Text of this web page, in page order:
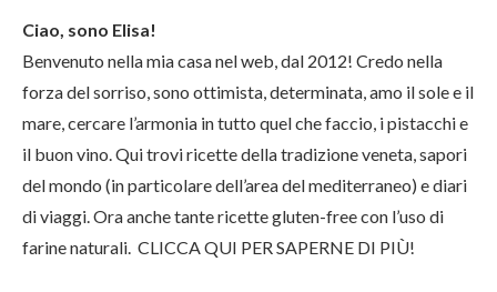
Ciao, sono Elisa!
Benvenuto nella mia casa nel web, dal 2012! Credo nella
forza del sorriso, sono ottimista, determinata, amo il sole e il
mare, cercare l’armonia in tutto quel che faccio, i pistacchi e
il buon vino. Qui trovi ricette della tradizione veneta, sapori
del mondo (in particolare dell’area del mediterraneo) e diari
di viaggi. Ora anche tante ricette gluten-free con l’uso di
farine naturali. CLICCA QUI PER SAPERNE DI PIÙ!